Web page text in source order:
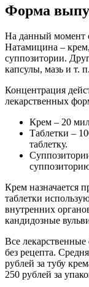
Форма
На данный момент
Натамицина –
суппозитории.
капсулы, мазь и т.
Концентрация
лекарственных
Крем – 20
Таблетки –
таблетку.
Крем назначается
таблетки
внутренних
кандидозные
Все
без рецепта.
рублей за тубу
250 рублей за